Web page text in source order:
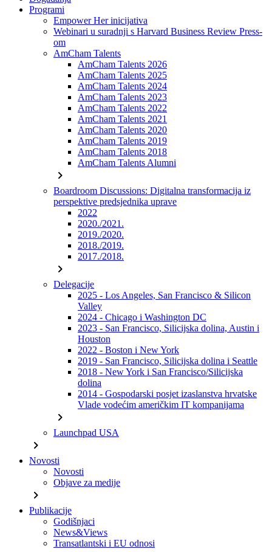
Programi
Empower Her inicijativa
Webinari u suradnji s Harvard Business Review Press-
om
AmCham Talents
AmCham Talents 2026
AmCham Talents 2025
AmCham Talents 2024
AmCham Talents 2023
AmCham Talents 2022
AmCham Talents 2021
AmCham Talents 2020
AmCham Talents 2019
AmCham Talents 2018
AmCham Talents Alumni
chevron_right
Boardroom Discussions: Digitalna transformacija iz
perspektive predsjednika uprave
2022
2020./2021.
2019./2020.
2018./2019.
2017./2018.
chevron_right
Delegacije
2025 - Los Angeles, San Francisco & Silicon
Valley
2024 - Chicago i Washington DC
2023 - San Francisco, Silicijska dolina, Austin i
Houston
2022 - Boston i New York
2019 - San Francisco, Silicijska dolina i Seattle
2018 - New York i San Francisco/Silicijska
dolina
2014 - Gospodarski posjet izaslanstva hrvatske
Vlade vodećim američkim IT kompanijama
chevron_right
Launchpad USA
chevron_right
Novosti
Novosti
Objave za medije
chevron_right
Publikacije
Godišnjaci
News&Views
Transatlantski i EU odnosi